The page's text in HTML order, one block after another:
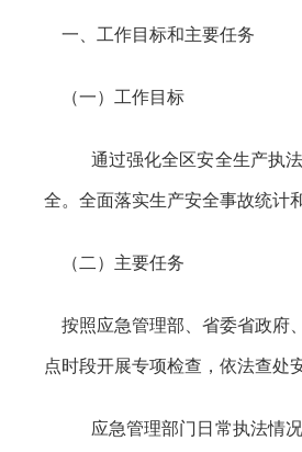
一、工作目标和主要任务
（一）工作目标
通过强化全区安全生产执
全。全面落实生产安全事故统
（二）主要任务
按照应急管理部、省委省政府
点时段开展专项检查，依法查处
应急管理部门日常执法情